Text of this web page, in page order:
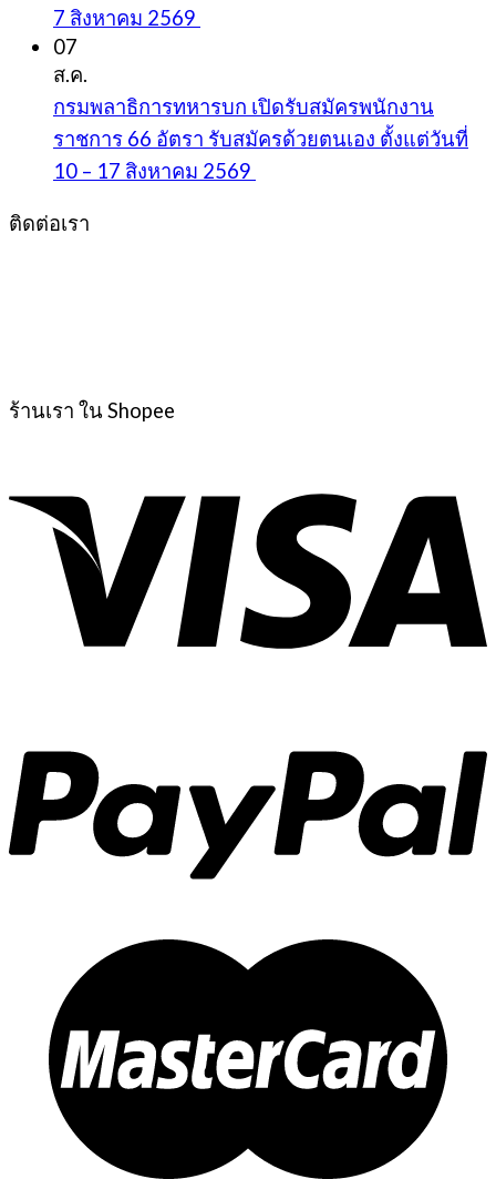
7 สิงหาคม 2569
07
ส.ค.
กรมพลาธิการทหารบก เปิดรับสมัครพนักงาน
ราชการ 66 อัตรา รับสมัครด้วยตนเอง ตั้งแต่วันที่
10 – 17 สิงหาคม 2569
ติดต่อเรา
ร้านเรา ใน Shopee